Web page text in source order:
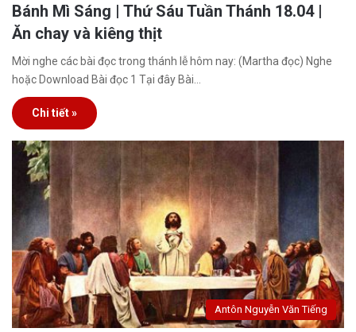
Bánh Mì Sáng | Thứ Sáu Tuần Thánh 18.04 |
Ăn chay và kiêng thịt
Mời nghe các bài đọc trong thánh lễ hôm nay: (Martha đọc) Nghe
hoặc Download Bài đọc 1 Tại đây Bài…
Chi tiết »
Antôn Nguyễn Văn Tiếng